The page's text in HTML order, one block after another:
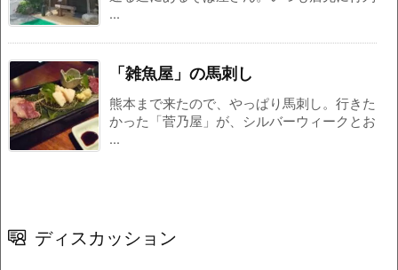
...
「雑魚屋」の馬刺し
熊本まで来たので、やっぱり馬刺し。行きた
かった「菅乃屋」が、シルバーウィークとお
...
ディスカッション